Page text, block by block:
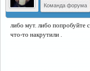
Команда форума
либо мут. либо попробуйте
что-то накрутили .